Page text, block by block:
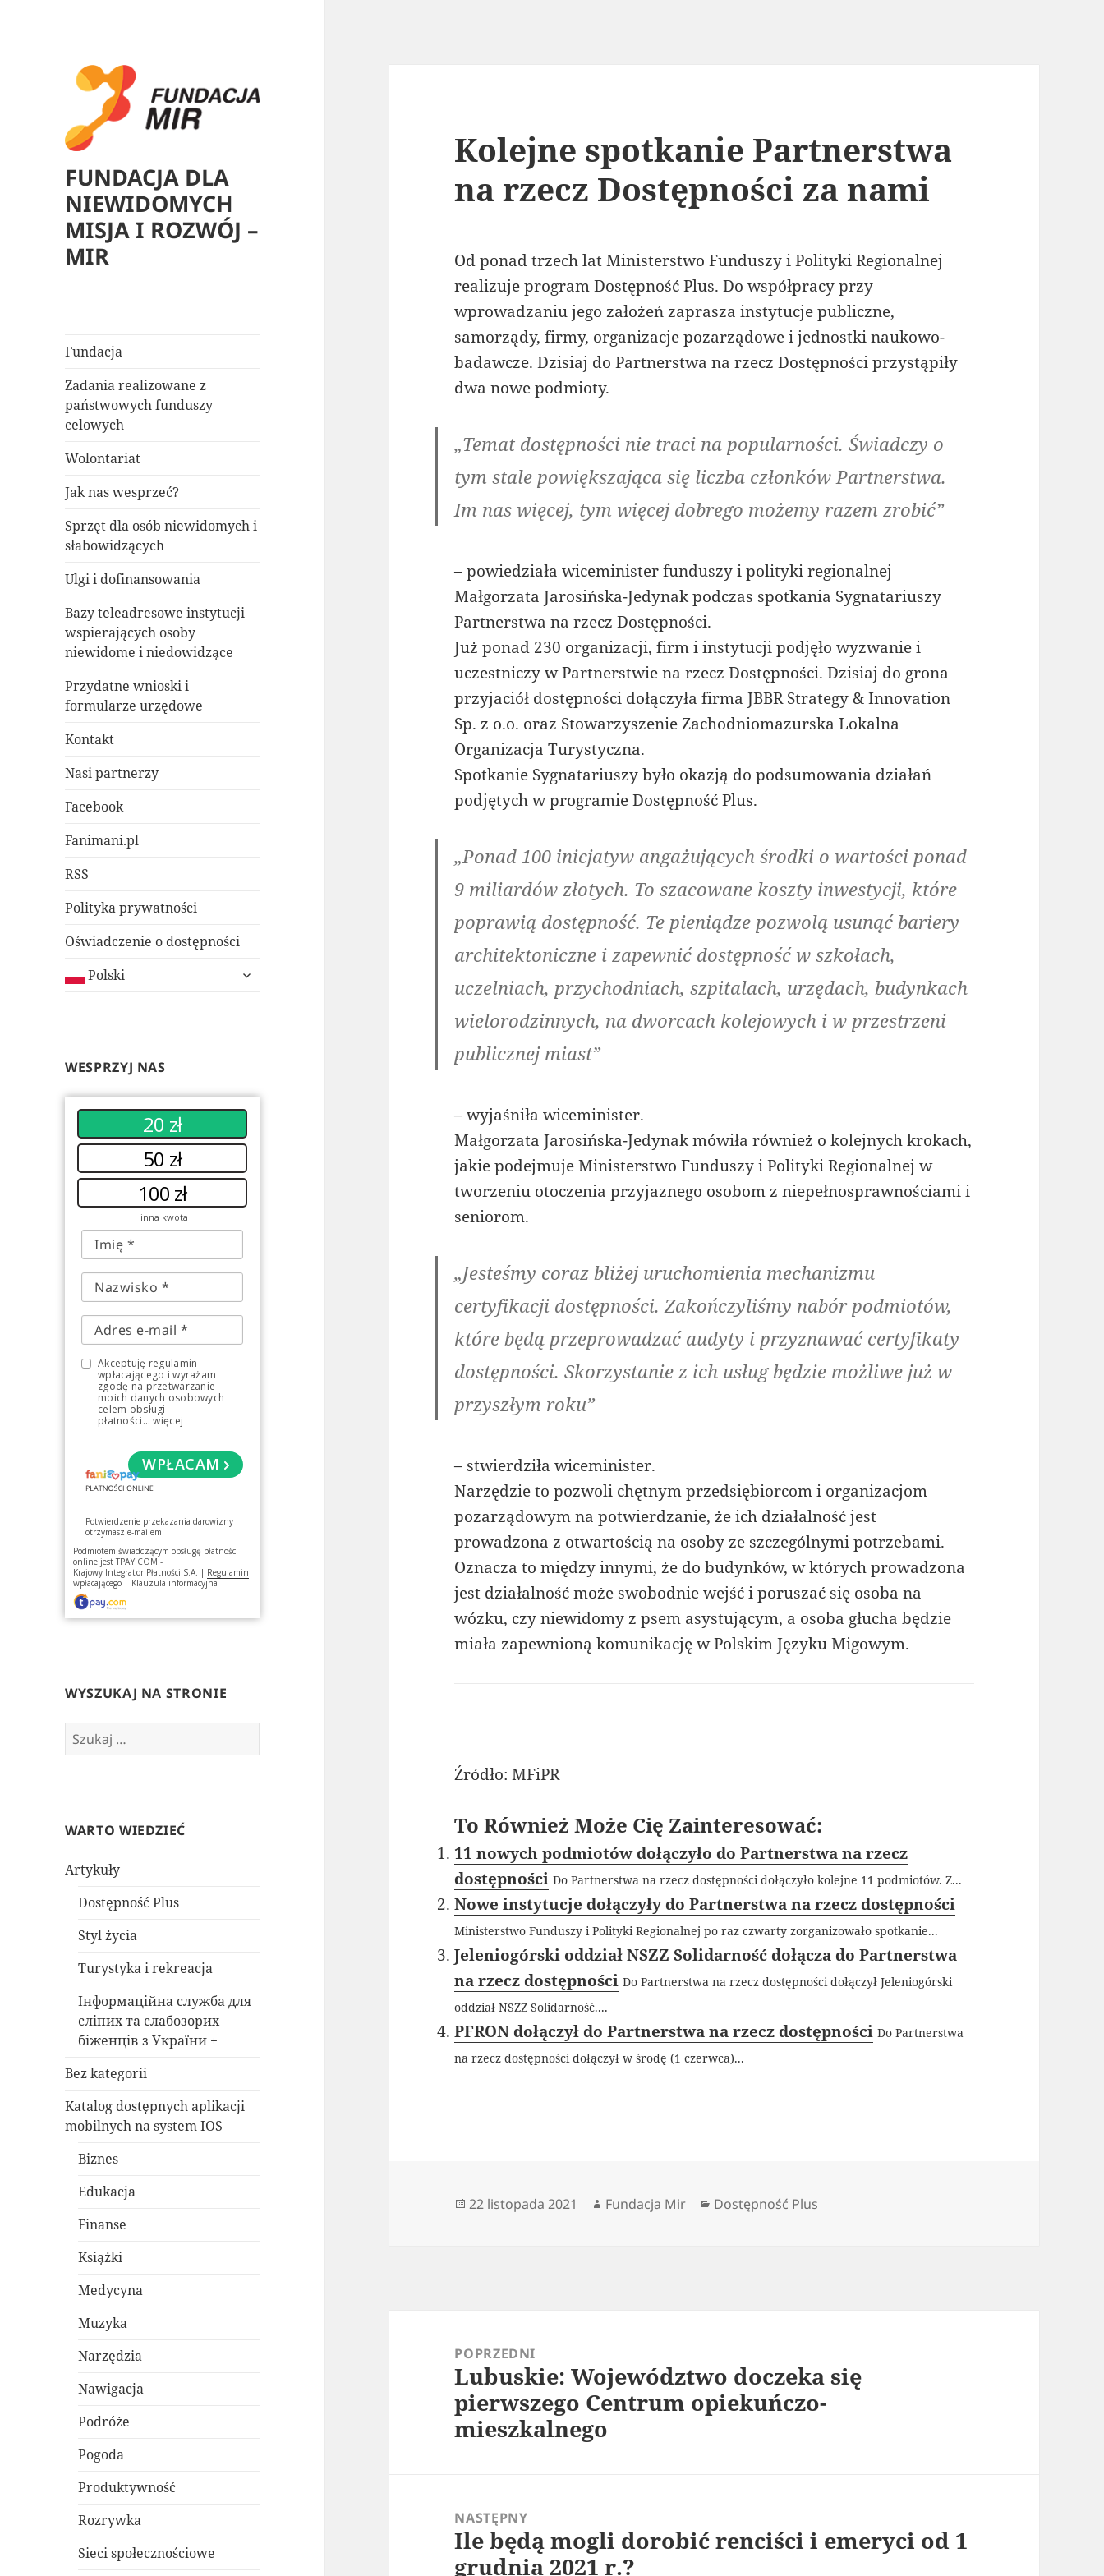
FUNDACJA DLA
NIEWIDOMYCH
MISJA I ROZWÓJ –
MIR
Fundacja
Zadania realizowane z
państwowych funduszy
celowych
Wolontariat
Jak nas wesprzeć?
Sprzęt dla osób niewidomych i
słabowidzących
Ulgi i dofinansowania
Bazy teleadresowe instytucji
wspierających osoby
niewidome i niedowidzące
Przydatne wnioski i
formularze urzędowe
Kontakt
Nasi partnerzy
Facebook
Fanimani.pl
RSS
Polityka prywatności
Oświadczenie o dostępności
Polski
rozwiń
WESPRZYJ NAS
20 zł
50 zł
100 zł
inna kwota
Akceptuję regulamin
wpłacającego i wyrażam
zgodę na przetwarzanie
moich danych osobowych
celem obsługi
płatności... więcej
WPŁACAM
Potwierdzenie przekazania darowizny
otrzymasz e-mailem.
Podmiotem świadczącym obsługę płatności
online jestTPAY.COM -
Krajowy Integrator Płatności S.A. | Regulamin
wpłacającego | Klauzula informacyjna
WYSZUKAJ NA STRONIE
Szukaj:
WARTO WIEDZIEĆ
Artykuły
Dostępność Plus
Styl życia
Turystyka i rekreacja
Інформаційна служба для
сліпих та слабозорих
біженців з України +
Bez kategorii
Katalog dostępnych aplikacji
mobilnych na system IOS
Biznes
Edukacja
Finanse
Książki
Medycyna
Muzyka
Narzędzia
Nawigacja
Podróże
Pogoda
Produktywność
Rozrywka
Sieci społecznościowe
Kolejne spotkanie Partnerstwa
na rzecz Dostępności za nami
Od ponad trzech lat Ministerstwo Funduszy i Polityki Regionalnej
realizuje program Dostępność Plus. Do współpracy przy
wprowadzaniu jego założeń zaprasza instytucje publiczne,
samorządy, firmy, organizacje pozarządowe i jednostki naukowo-
badawcze. Dzisiaj do Partnerstwa na rzecz Dostępności przystąpiły
dwa nowe podmioty.
„Temat dostępności nie traci na popularności. Świadczy o
tym stale powiększająca się liczba członków Partnerstwa.
Im nas więcej, tym więcej dobrego możemy razem zrobić”
– powiedziała wiceminister funduszy i polityki regionalnej
Małgorzata Jarosińska-Jedynak podczas spotkania Sygnatariuszy
Partnerstwa na rzecz Dostępności.
Już ponad 230 organizacji, firm i instytucji podjęło wyzwanie i
uczestniczy w Partnerstwie na rzecz Dostępności. Dzisiaj do grona
przyjaciół dostępności dołączyła firma JBBR Strategy & Innovation
Sp. z o.o. oraz Stowarzyszenie Zachodniomazurska Lokalna
Organizacja Turystyczna.
Spotkanie Sygnatariuszy było okazją do podsumowania działań
podjętych w programie Dostępność Plus.
„Ponad 100 inicjatyw angażujących środki o wartości ponad
9 miliardów złotych. To szacowane koszty inwestycji, które
poprawią dostępność. Te pieniądze pozwolą usunąć bariery
architektoniczne i zapewnić dostępność w szkołach,
uczelniach, przychodniach, szpitalach, urzędach, budynkach
wielorodzinnych, na dworcach kolejowych i w przestrzeni
publicznej miast”
– wyjaśniła wiceminister.
Małgorzata Jarosińska-Jedynak mówiła również o kolejnych krokach,
jakie podejmuje Ministerstwo Funduszy i Polityki Regionalnej w
tworzeniu otoczenia przyjaznego osobom z niepełnosprawnościami i
seniorom.
„Jesteśmy coraz bliżej uruchomienia mechanizmu
certyfikacji dostępności. Zakończyliśmy nabór podmiotów,
które będą przeprowadzać audyty i przyznawać certyfikaty
dostępności. Skorzystanie z ich usług będzie możliwe już w
przyszłym roku”
– stwierdziła wiceminister.
Narzędzie to pozwoli chętnym przedsiębiorcom i organizacjom
pozarządowym na potwierdzanie, że ich działalność jest
prowadzona z otwartością na osoby ze szczególnymi potrzebami.
Oznacza to między innymi, że do budynków, w których prowadzona
jest działalność może swobodnie wejść i poruszać się osoba na
wózku, czy niewidomy z psem asystującym, a osoba głucha będzie
miała zapewnioną komunikację w Polskim Języku Migowym.
Źródło: MFiPR
To Również Może Cię Zainteresować:
11 nowych podmiotów dołączyło do Partnerstwa na rzecz
dostępności Do Partnerstwa na rzecz dostępności dołączyło kolejne 11 podmiotów. Z...
Nowe instytucje dołączyły do Partnerstwa na rzecz dostępności
Ministerstwo Funduszy i Polityki Regionalnej po raz czwarty zorganizowało spotkanie...
Jeleniogórski oddział NSZZ Solidarność dołącza do Partnerstwa
na rzecz dostępności Do Partnerstwa na rzecz dostępności dołączył Jeleniogórski
oddział NSZZ Solidarność....
PFRON dołączył do Partnerstwa na rzecz dostępności Do Partnerstwa
na rzecz dostępności dołączył w środę (1 czerwca)...
Data
22 listopada 2021 Autor
Fundacja Mir Kategorie
Dostępność Plus
POPRZEDNI
Poprzedni
wpis:
Lubuskie: Województwo doczeka się
pierwszego Centrum opiekuńczo-
mieszkalnego
NASTĘPNY
Następny
wpis:
Ile będą mogli dorobić renciści i emeryci od 1
grudnia 2021 r.?